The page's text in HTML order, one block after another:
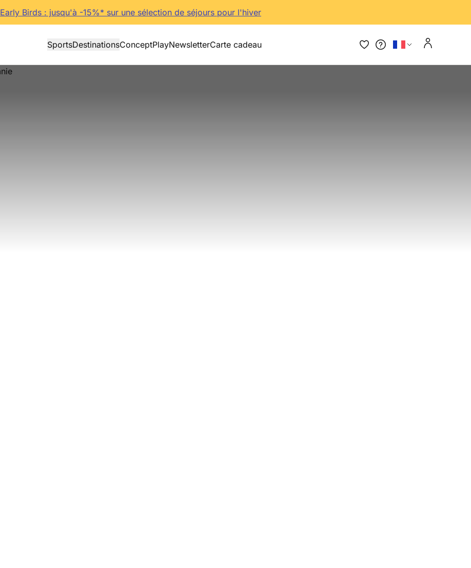
Early Birds : jusqu'à -15%* sur une sélection de séjours pour l'hiver
SportsDestinationsConceptPlayNewsletterCarte cadeau